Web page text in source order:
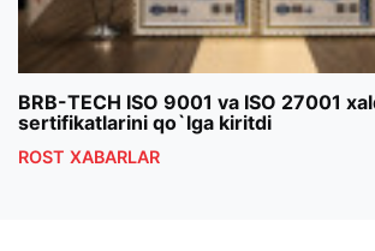
BRB-TECH ISO 9001 va ISO 27001
sertifikatlarini qo`lga kiritdi
ROST XABARLAR